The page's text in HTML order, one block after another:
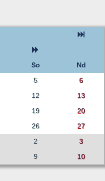
So
Nd
5
6
12
13
19
20
26
27
2
3
9 10